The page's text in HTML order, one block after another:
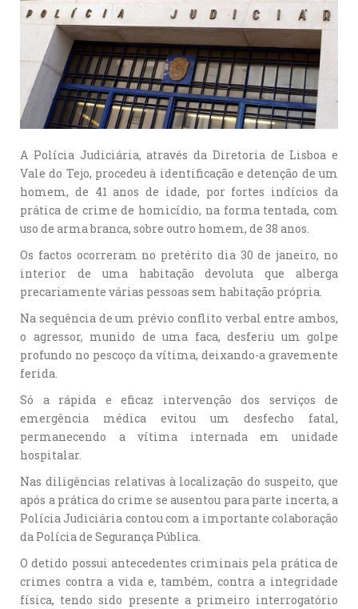
A Polícia Judiciária, através da Diretoria de Lisboa e
Vale do Tejo, procedeu à identificação e detenção de um
homem, de 41 anos de idade, por fortes indícios da
prática de crime de homicídio, na forma tentada, com
uso de arma branca, sobre outro homem, de 38 anos.
Os factos ocorreram no pretérito dia 30 de janeiro, no
interior de uma habitação devoluta que alberga
precariamente várias pessoas sem habitação própria.
Na sequência de um prévio conflito verbal entre ambos,
o agressor, munido de uma faca, desferiu um golpe
profundo no pescoço da vítima, deixando-a gravemente
ferida.
Só a rápida e eficaz intervenção dos serviços de
emergência médica evitou um desfecho fatal,
permanecendo a vítima internada em unidade
hospitalar.
Nas diligências relativas à localização do suspeito, que
após a prática do crime se ausentou para parte incerta, a
Polícia Judiciária contou com a importante colaboração
da Polícia de Segurança Pública.
O detido possui antecedentes criminais pela prática de
crimes contra a vida e, também, contra a integridade
física, tendo sido presente a primeiro interrogatório